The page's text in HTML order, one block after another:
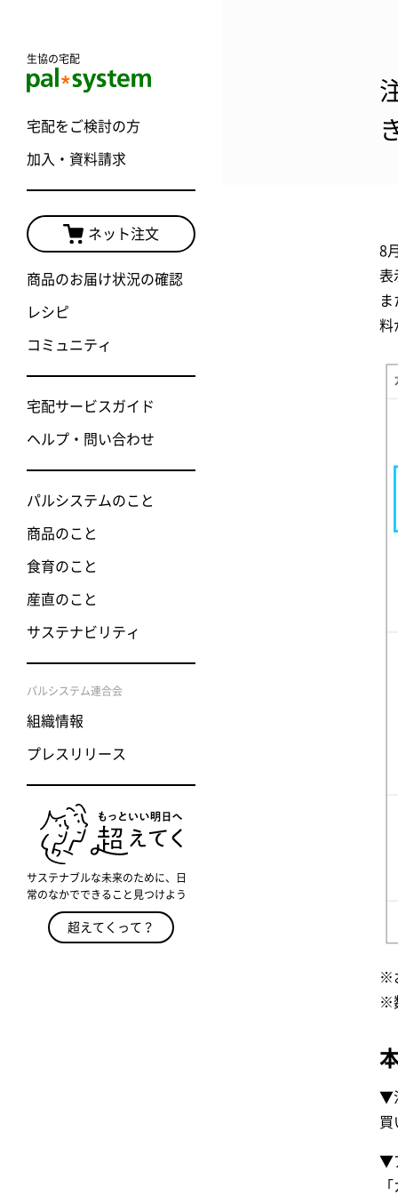
生協の宅配
宅配をご検討の方
加入・資料請求
ネット注文
商品のお届け状況の確認
レシピ
コミュニティ
宅配サービスガイド
ヘルプ・問い合わせ
パルシステムのこと
商品のこと
食育のこと
産直のこと
サステナビリティ
パルシステム連合会
組織情報
プレスリリース
サステナブルな未来のために、日
常のなかでできること見つけよう
超えてくって？
8
表
料
※
※
▼
買
▼